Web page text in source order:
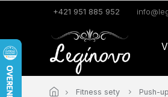
+421 951 885 952
Fitness sety Push-